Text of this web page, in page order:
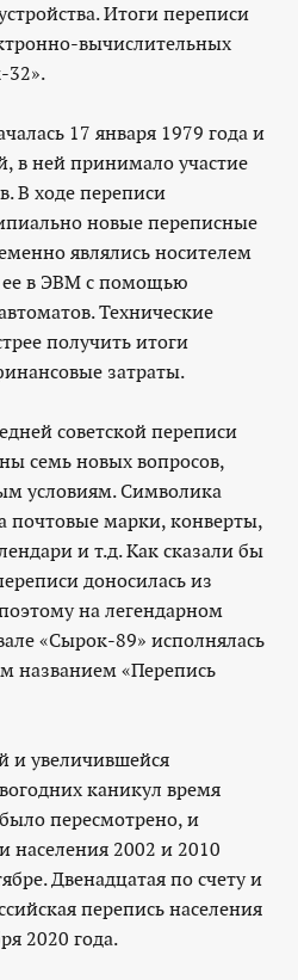
Итоги переписи
вычислительных
32».
17 января 1979 года и
в ней принимало участие
В ходе переписи
новые переписные
являлись носителем
в ЭВМ с помощью
Технические
получить итоги
затраты.
советской переписи
семь новых вопросов,
условиям. Символика
почтовые марки, конверты,
и т.д. Как сказали бы
доносилась из
на легендарном
«Сырок-89» исполнялась
названием «Перепись
и увеличившейся
каникул время
пересмотрено, и
населения 2002 и 2010
Двенадцатая по счету и
перепись населения
2020 года.